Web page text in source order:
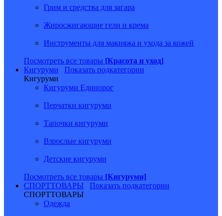
Грим и средства для загара
Жиросжигающие гели и крема
Инструменты для макияжа и ухода за кожей
Посмотреть все товары [Красота и уход]
Кигуруми
Показать подкатегории
Кигуруми
Кигуруми Единорог
Перчатки кигуруми
Тапочки кигуруми
Взрослые кигуруми
Детские кигуруми
Посмотреть все товары [Кигуруми]
СПОРТТОВАРЫ
Показать подкатегории
СПОРТТОВАРЫ
Одежда